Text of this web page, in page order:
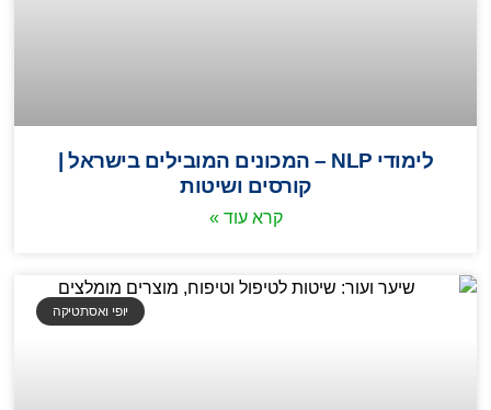
לימודי NLP – המכונים המובילים בישראל |
קורסים ושיטות
קרא עוד »
יופי ואסתטיקה